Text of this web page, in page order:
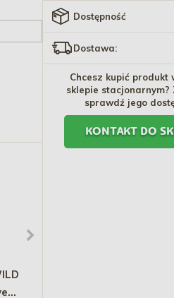
Dostępność
Dostawa:
Chcesz kupić produkt
sklepie stacjonarnym?
sprawdź jego
KONTAKT DO